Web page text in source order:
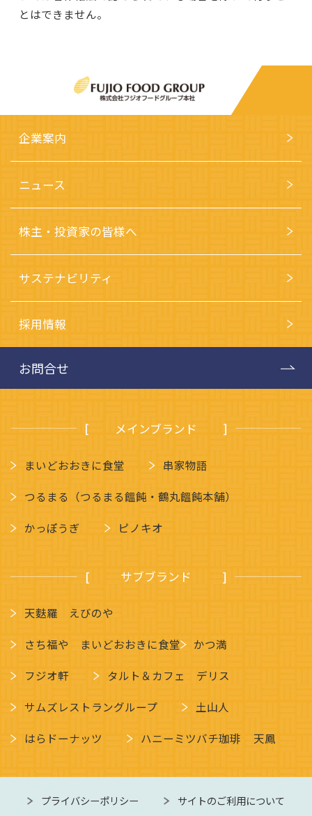
とはできません。
企業案内
ニュース
株主・投資家の皆様へ
サステナビリティ
採用情報
お問合せ
メインブランド
まいどおおきに食堂 串家物語
つるまる（つるまる饂飩・鶴丸饂飩本舗）
かっぽうぎ ピノキオ
サブブランド
天麩羅 えびのや
さち福や まいどおおきに食堂 かつ満
フジオ軒 タルト＆カフェ デリス
サムズレストラングループ 土山人
はらドーナッツ ハニーミツバチ珈琲 天鳳
プライバシーポリシー サイトのご利用について